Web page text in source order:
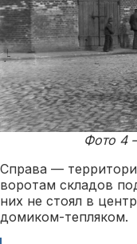
Фото 4
Справа —
воротам складов
них не стоял в
домиком-тепляком.